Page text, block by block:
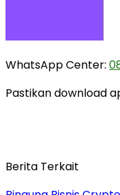
WhatsApp Center:
Pastikan download
Berita Terkait